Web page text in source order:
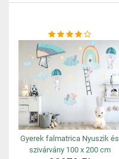
Gyerek falmatrica Nyuszik és
szivárvány 100 x 200 cm